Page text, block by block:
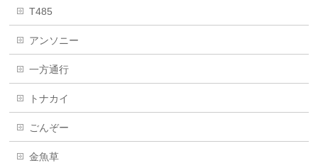
T485
アンソニー
一方通行
トナカイ
ごんぞー
金魚草